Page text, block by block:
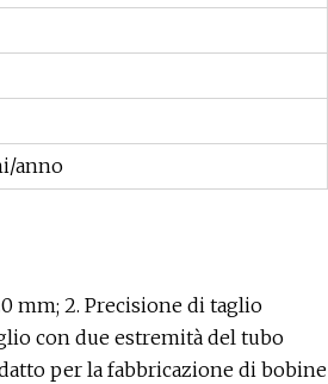
anno
mm; 2. Precisione di taglio
con due estremità del tubo
per la fabbricazione di bobine